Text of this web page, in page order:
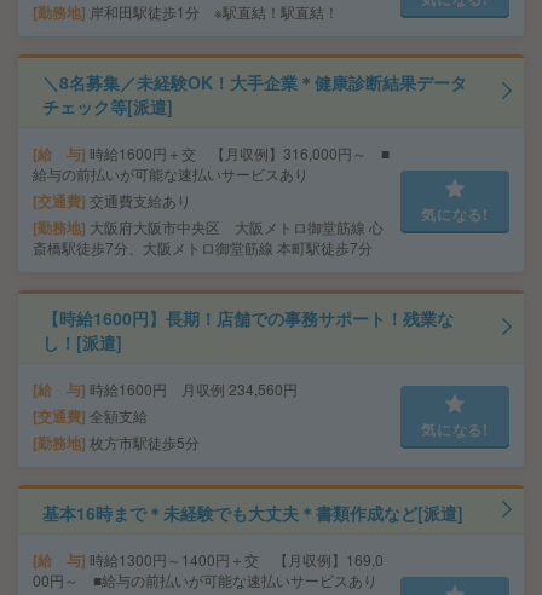
勤務地 岸和田駅徒歩1分 ※駅直結！駅直結！
＼8名募集／未経験OK！大手企業＊健康診断結果データ
チェック等[派遣]
給 与 時給1600円＋交 【月収例】316,000円～ ■
給与の前払いが可能な速払いサービスあり
交通費 交通費支給あり
勤務地 大阪府大阪市中央区 大阪メトロ御堂筋線 心
斎橋駅徒歩7分、大阪メトロ御堂筋線 本町駅徒歩7分
気になる!
【時給1600円】長期！店舗での事務サポート！残業な
し！[派遣]
給 与 時給1600円 月収例 234,560円
交通費 全額支給
勤務地 枚方市駅徒歩5分
気になる!
基本16時まで＊未経験でも大丈夫＊書類作成など[派遣]
給 与 時給1300円～1400円＋交 【月収例】169,0
00円～ ■給与の前払いが可能な速払いサービスあり